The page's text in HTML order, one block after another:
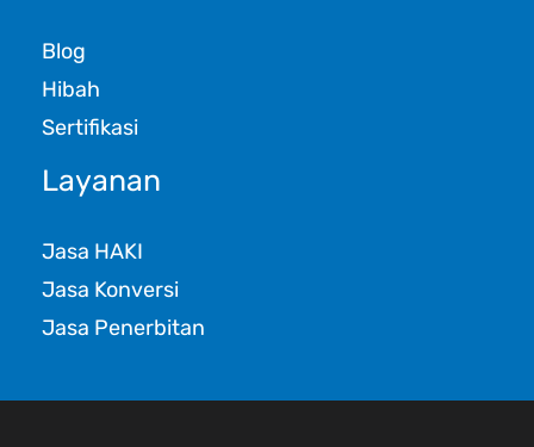
Blog
Hibah
Sertifikasi
Layanan
Jasa HAKI
Jasa Konversi
Jasa Penerbitan